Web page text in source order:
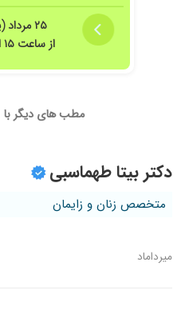
۲۵ مرداد (یکشنبه)
از ساعت ۱۵ الی ۱۷:۳۰
مطب های دیگر با
دکتر بیتا طهماسبی
متخصص زنان و زایمان
میرداماد